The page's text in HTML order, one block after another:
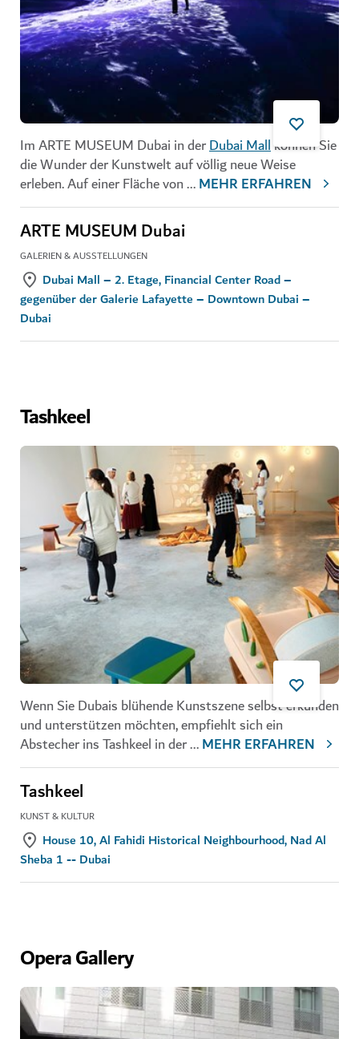
Im ARTE MUSEUM Dubai in derDubai Mallkönnen Sie
die Wunder der Kunstwelt auf völlig neue Weise
erleben. Auf einer Fläche von...MEHR ERFAHREN
ARTE MUSEUM Dubai
GALERIEN & AUSSTELLUNGEN
Dubai Mall – 2. Etage, Financial Center Road –
gegenüber der Galerie Lafayette – Downtown Dubai –
Dubai
Tashkeel
Wenn Sie Dubais blühende Kunstszene selbst erkunden
und unterstützen möchten, empfiehlt sich ein
Abstecher ins Tashkeel in der...MEHR ERFAHREN
Tashkeel
KUNST & KULTUR
House 10, Al Fahidi Historical Neighbourhood, Nad Al
Sheba 1 -- Dubai
Opera Gallery